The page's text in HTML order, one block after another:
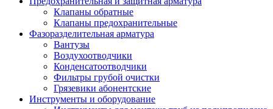
Клапаны обратные
Клапаны предохранительные
Фазоразделительная арматура
Вантузы
Воздухоотводчики
Конденсатоотводчики
Фильтры грубой очистки
Грязевики абонентские
Инструменты и оборудование